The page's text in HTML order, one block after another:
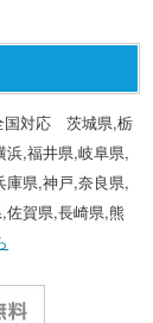
国対応 茨城県,栃
浜,福井県,岐阜県,
庫県,神戸,奈良県,
賀県,長崎県,熊